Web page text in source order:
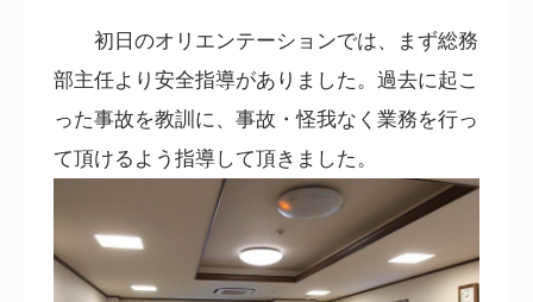
初日のオリエンテーションでは、まず総務
部主任より安全指導がありました。過去に起こ
った事故を教訓に、事故・怪我なく業務を行っ
て頂けるよう指導して頂きました。